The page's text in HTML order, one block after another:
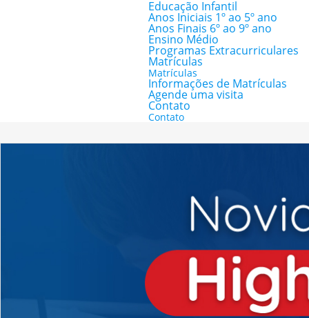
Educação Infantil
Anos Iniciais 1º ao 5º ano
Anos Finais 6º ao 9º ano
Ensino Médio
Programas Extracurriculares
Matrículas
Matrículas
Informações de Matrículas
Agende uma visita
Contato
Contato